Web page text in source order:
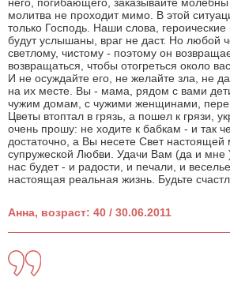
него, погибающего, заказывайте
молитва не проходит мимо. В этой
только Господь. Наши слова, героические
будут услышаны, враг не даст. Но любой
светлому, чистому - поэтому он
возвращаться, чтобы отогреться около
И не осуждайте его, не желайте зла, не
на их месте. Вы - мама, рядом с вами
чужим домам, с чужими женщинами,
Цветы втоптал в грязь, а пошел к грязи,
очень прошу: не ходите к бабкам - и так
достаточно, а Вы несете Свет настоящей
супружеской Любви. Удачи Вам (да и мне
нас будет - и радости, и печали, и
настоящая реальная жизнь. Будьте
Анна, возраст: 40 / 30.06.2011